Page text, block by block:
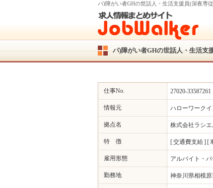
パ)障がい者GHの世話人・生活支援員(深夜専
パ)障がい者GHの世話人・生活支
仕事No. 27020-33587261
情報元 ハローワークイ
拠点名 株式会社ラシ
特 徴 交通費支給
雇用形態 アルバイト・パ
勤務地 神奈川県相模